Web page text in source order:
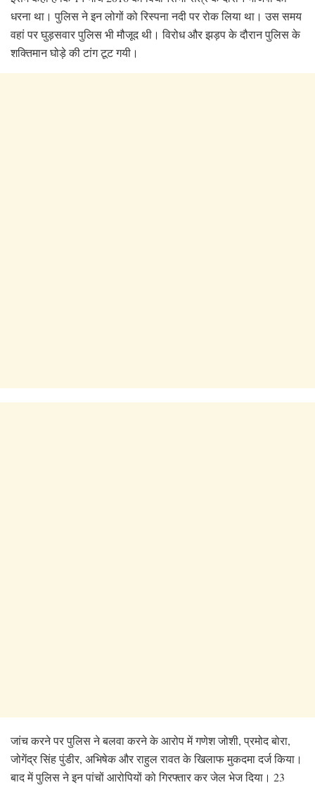
धरना था। पुलिस ने इन लोगों को रिस्पना नदी पर रोक लिया था। उस समय
वहां पर घुड़सवार पुलिस भी मौजूद थी। विरोध और झड़प के दौरान पुलिस के
शक्तिमान घोड़े की टांग टूट गयी।
जांच करने पर पुलिस ने बलवा करने के आरोप में गणेश जोशी, प्रमोद बोरा,
जोगेंद्र सिंह पुंडीर, अभिषेक और राहुल रावत के खिलाफ मुकदमा दर्ज किया।
बाद में पुलिस ने इन पांचों आरोपियों को गिरफ्तार कर जेल भेज दिया। 23